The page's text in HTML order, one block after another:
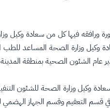
ورافقه فيها كل من سعادة
وكيل وزارة الصحة المساعد
الشئون الصحية بمنطقة المدينة
وزارة الصحة للشئون
في قسم التعقيم وقسم الجهاز